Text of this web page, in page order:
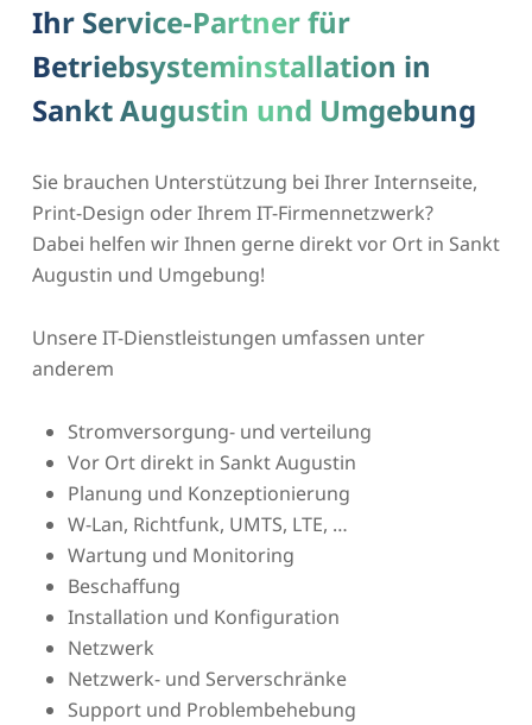
Ihr Service-Partner für
Betriebsysteminstallation in
Sankt Augustin und Umgebung
Sie brauchen Unterstützung bei Ihrer Internseite,
Print-Design oder Ihrem IT-Firmennetzwerk?
Dabei helfen wir Ihnen gerne direkt vor Ort in Sankt
Augustin und Umgebung!
Unsere IT-Dienstleistungen umfassen unter
anderem
Stromversorgung- und verteilung
Vor Ort direkt in Sankt Augustin
Planung und Konzeptionierung
W-Lan, Richtfunk, UMTS, LTE, …
Wartung und Monitoring
Beschaffung
Installation und Konfiguration
Netzwerk
Netzwerk- und Serverschränke
Support und Problembehebung